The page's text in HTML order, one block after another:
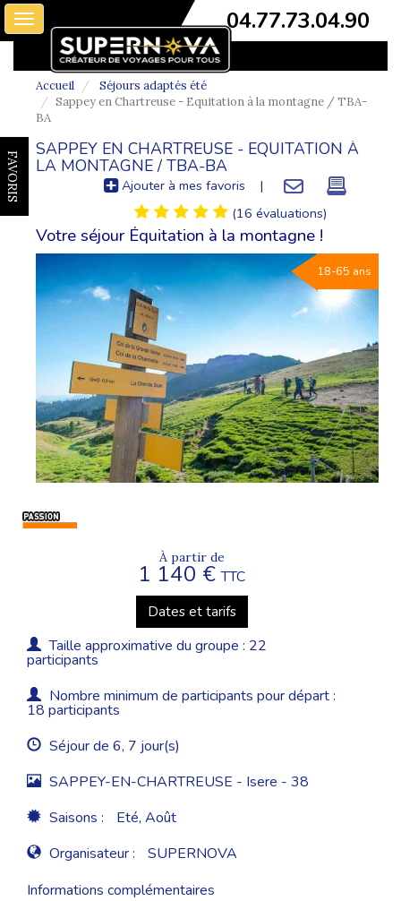
04.77.73.04.90
Toggle
navigation
FAVORIS
Accueil
Séjours adaptés été
Sappey en Chartreuse - Equitation à la montagne / TBA-
BA
SAPPEY EN CHARTREUSE - EQUITATION À
LA MONTAGNE / TBA-BA
Ajouter à mes favoris |
(16 évaluations)
Votre séjour Équitation à la montagne !
18-65 ans
À partir de
1 140 €TTC
Dates et tarifs
Taille approximative du groupe : 22
participants
Nombre minimum de participants pour départ :
18 participants
Séjour de 6, 7 jour(s)
SAPPEY-EN-CHARTREUSE - Isere - 38
Saisons :
Eté, Août
Organisateur :
SUPERNOVA
Informations complémentaires